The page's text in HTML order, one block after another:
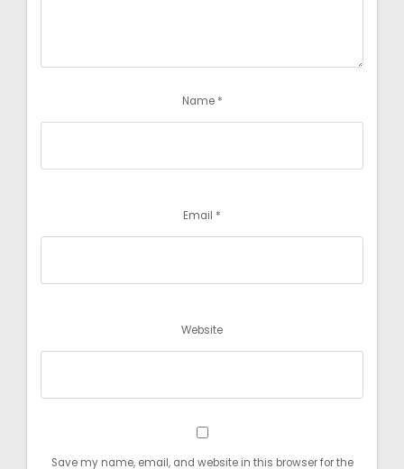
Name *
Email *
Website
Save my name, email, and website in this browser for the